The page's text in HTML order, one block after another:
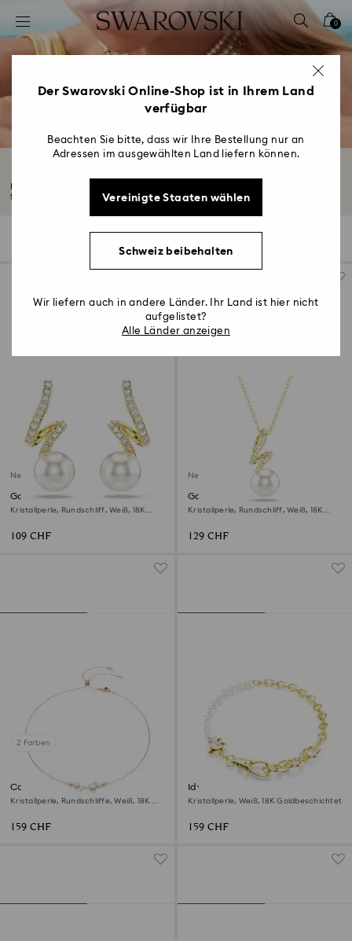
Liste Tastaturkürzel
0 - Header
2 - Footer
4 - Suchergebnisse
0
für...
Neu
Gabriella Ohrringe
Kristallperle, Rundschliff, Weiß, 18K
109 CHF
Neu
Gabriella Anhänger
Kristallperle, Rundschliff, Weiß, 18K
129 CHF
2 Farben
Constella Halskette
Kristallperle, Rundschliffe, Weiß, 18K
159 CHF
Idyllia Armband
Kristallperle, Weiß, 18K Goldbeschichtet
159 CHF
Der Swarovski Online-Shop ist in Ihrem Land
verfügbar
Beachten Sie bitte, dass wir Ihre Bestellung nur an
Adressen im ausgewählten Land liefern können.
Vereinigte Staaten wählen
Schweiz beibehalten
Wir liefern auch in andere Länder. Ihr Land ist hier nicht
aufgelistet?
Alle Länder anzeigen